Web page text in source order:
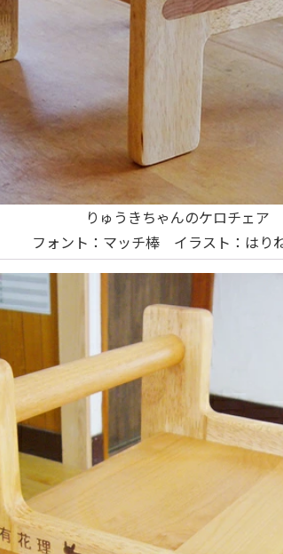
りゅうきちゃんのケロチェア
フォント：マッチ棒 イラスト：はり